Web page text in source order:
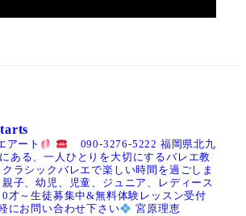
アート 090-3276-5222 福岡県北九
ある、一人ひとりを大切にするバレエ教
クラシックバレエで楽しい時間を過ごしま
親子、幼児、児童、ジュニア、レディース
0才～生徒募集中&無料体験レッスン受付
にお問い合わせ下さい 宮原理恵